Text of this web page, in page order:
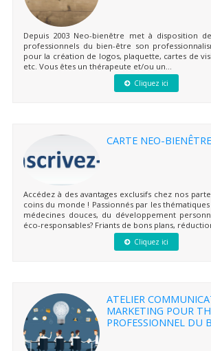
Depuis 2003 Neo-bienêtre met à disposition
professionnels du bien-être son
pour la création de logos, plaquette, cartes de
etc. Vous êtes un thérapeute et/ou un...
Cliquez ici
CARTE NEO-BIENÊTRE
Accédez à des avantages exclusifs chez nos
coins du monde ! Passionnés par les
médecines douces, du développement
éco-responsables? Friants de bons plans,
Cliquez ici
ATELIER
MARKETING POUR
PROFESSIONNEL DU